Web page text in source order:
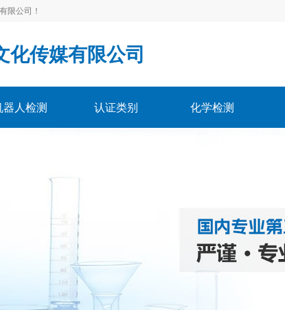
限公司！
化传媒有限公司
器人检测 认证类别 化学检测